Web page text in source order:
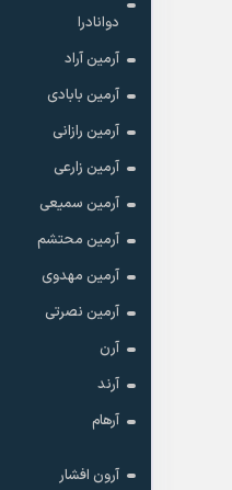
دوانادرا
آرمین آراد
آرمین بابادی
آرمین رازانی
آرمین زارعی
آرمین سمیعی
آرمین محتشم
آرمین مهدوی
آرمین نصرتی
آرن
آرند
آرهام
آرون افشار